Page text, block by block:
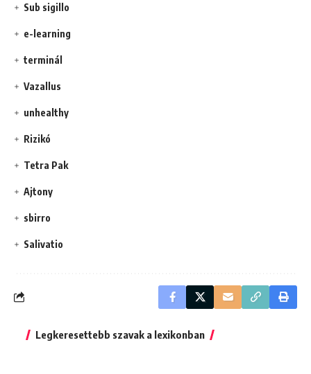
Sub sigillo
e-learning
terminál
Vazallus
unhealthy
Rizikó
Tetra Pak
Ajtony
sbirro
Salivatio
Legkeresettebb szavak a lexikonban